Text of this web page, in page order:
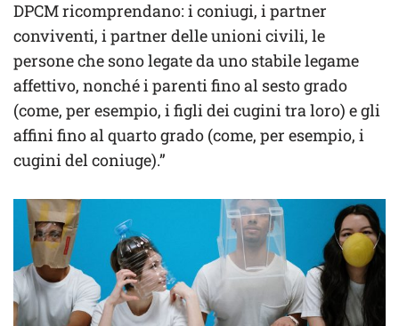
DPCM ricomprendano: i coniugi, i partner
conviventi, i partner delle unioni civili, le
persone che sono legate da uno stabile legame
affettivo, nonché i parenti fino al sesto grado
(come, per esempio, i figli dei cugini tra loro) e gli
affini fino al quarto grado (come, per esempio, i
cugini del coniuge).”